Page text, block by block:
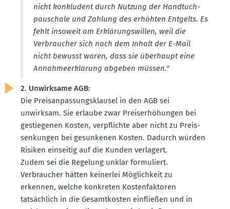
nicht konkludent durch Nutzung der Handtuch­
pau­schale und Zahlung des erhöhten Entgelts. Es
fehlt insoweit am Erklä­rungs­willen, weil die
Verbraucher sich nach dem Inhalt der E-Mail
nicht bewusst waren, dass sie überhaupt eine
Annah­me­er­klärung abgeben müssen."
2. Unwirksame AGB:
Die Preis­an­pas­sungs­klausel in den AGB sei
unwirksam. Sie erlaube zwar Preis­er­hö­hungen bei
gestie­genen Kosten, verpflichte aber nicht zu Preis­
sen­kungen bei gesun­kenen Kosten. Dadurch würden
Risiken einseitig auf die Kunden verlagert.
Zudem sei die Regelung unklar formu­liert.
Verbraucher hätten keinerlei Möglichkeit zu
erkennen, welche konkreten Kosten­fak­toren
tatsächlich in die Gesamt­kosten einfließen und in